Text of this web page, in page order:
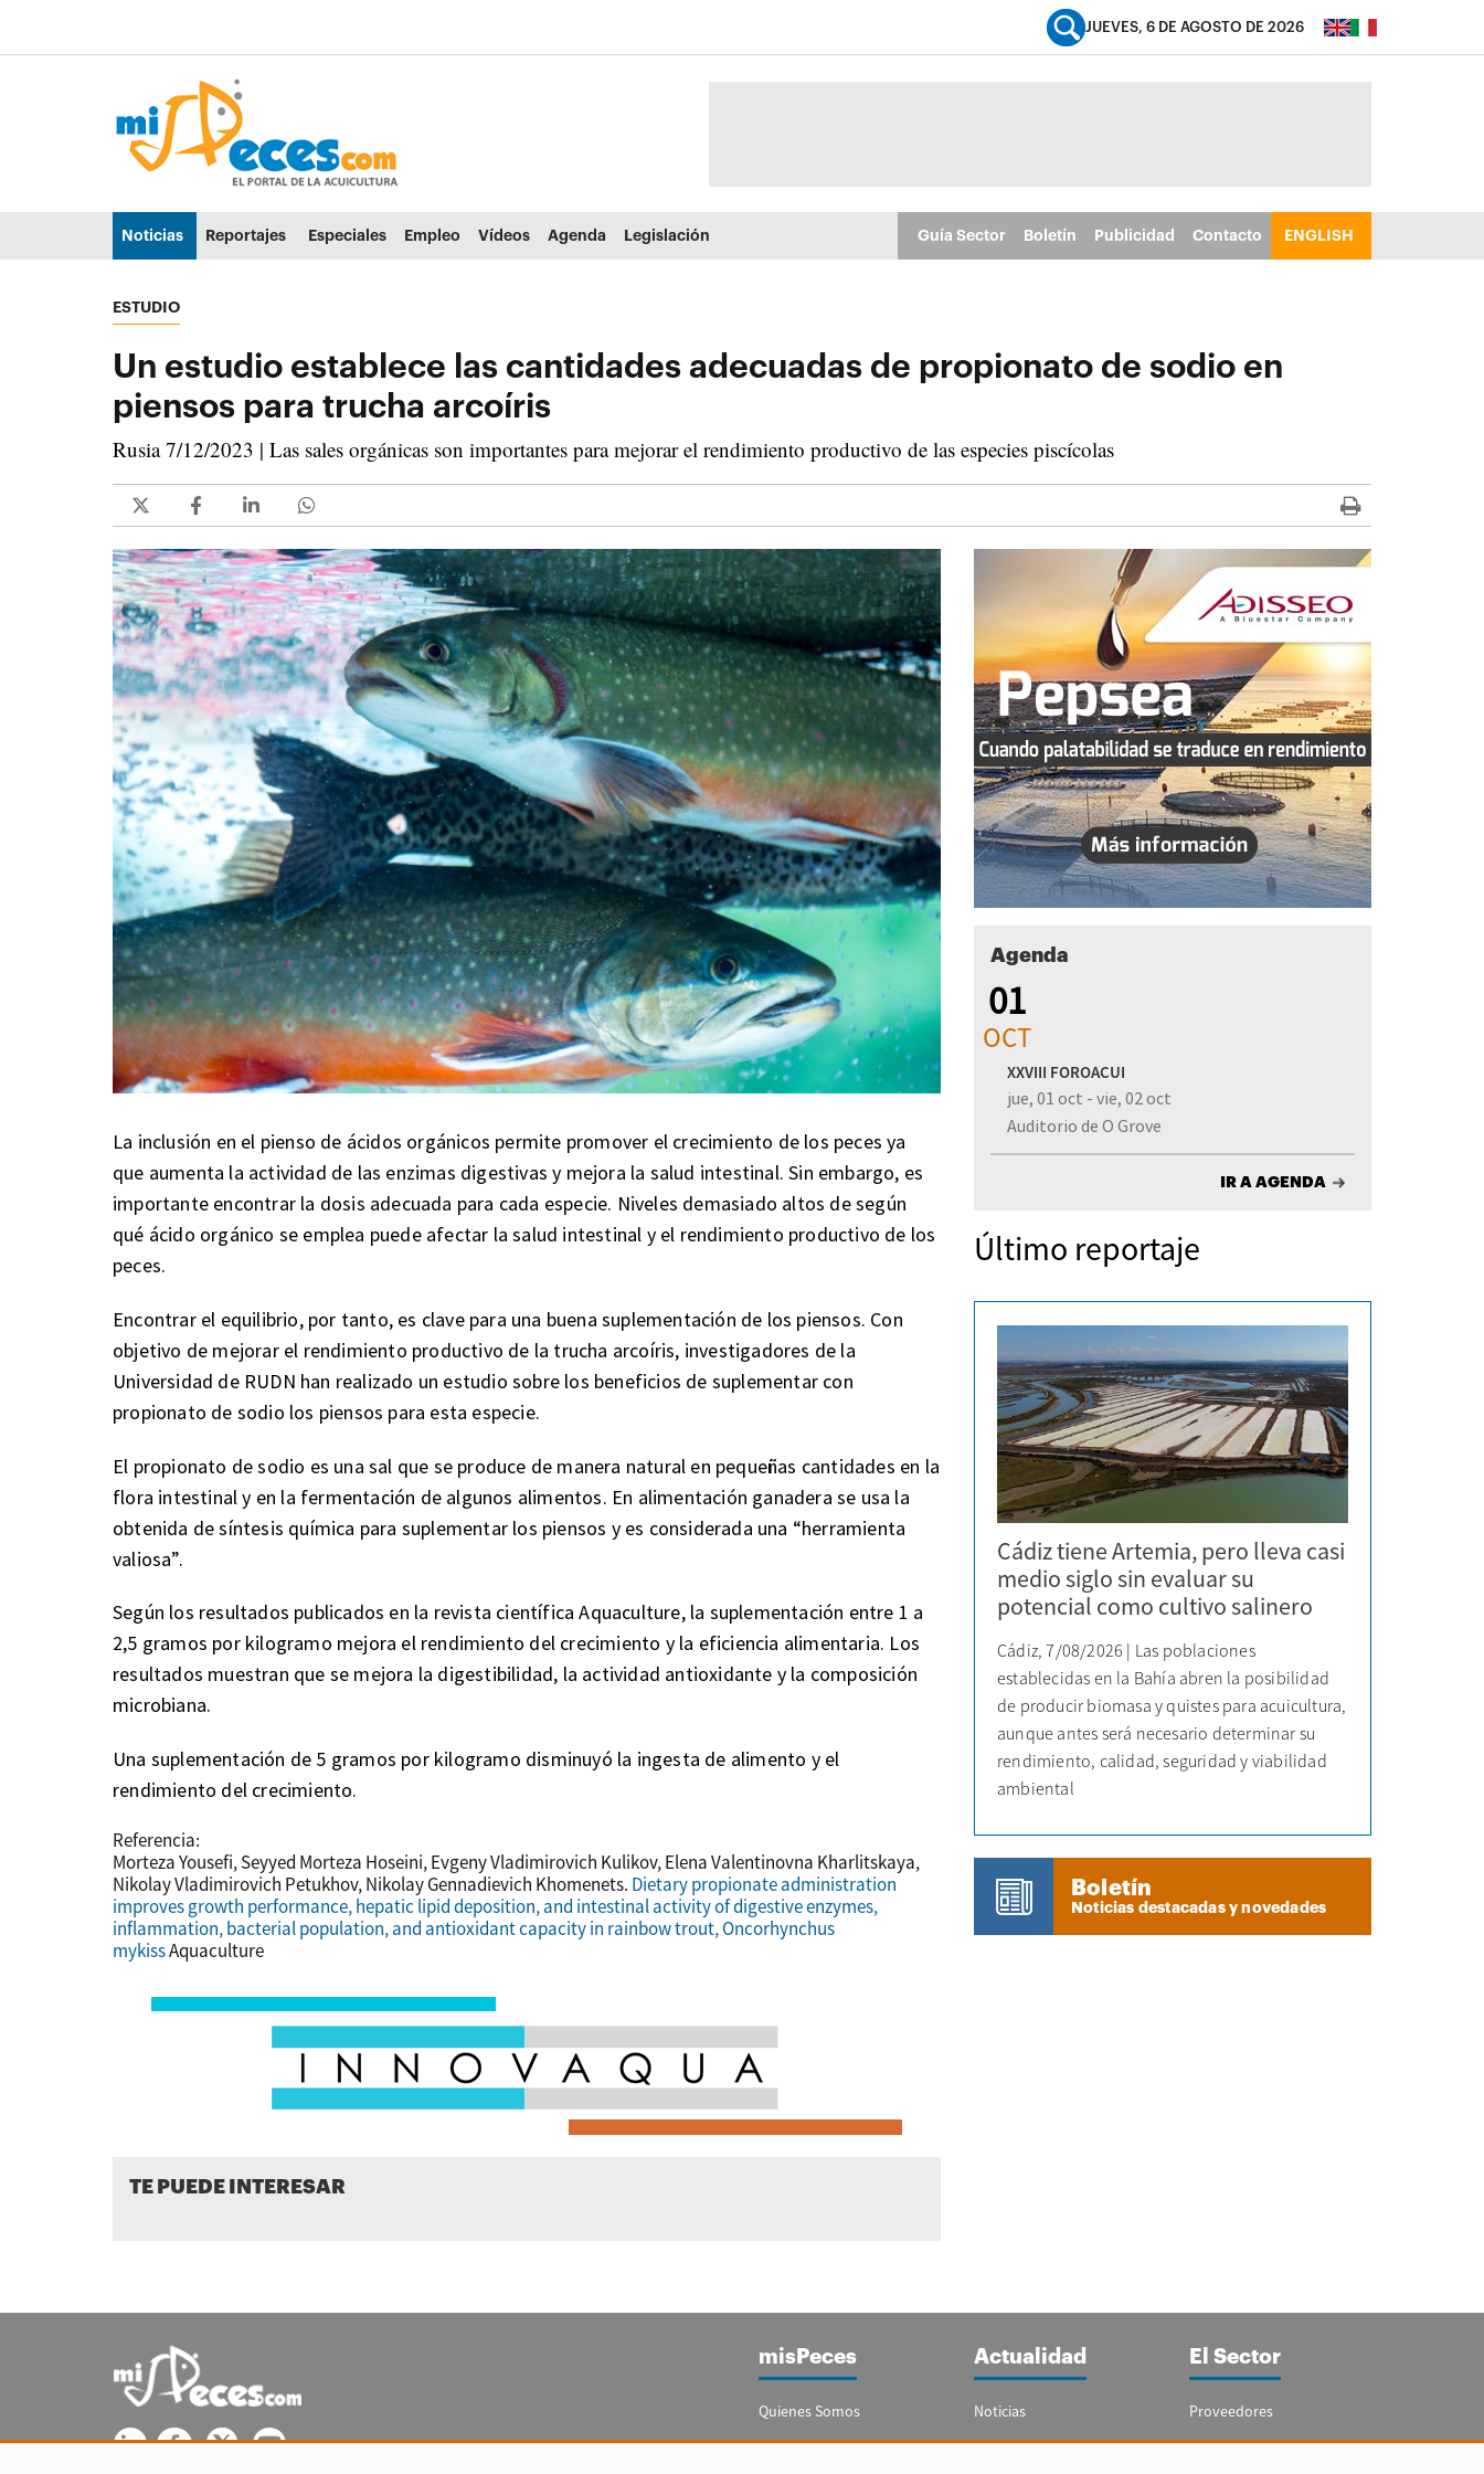
Ir al menú principal (alt + u)
JUEVES, 6 DE AGOSTO DE 2026
Noticias Reportajes Especiales Empleo Vídeos Agenda Legislación Guía Sector Boletín Publicidad Contacto ENGLISH
ESTUDIO
Un estudio establece las cantidades adecuadas de propionato de sodio en
piensos para trucha arcoíris
Rusia 7/12/2023 | Las sales orgánicas son importantes para mejorar el rendimiento productivo de las especies piscícolas
La inclusión en el pienso de ácidos orgánicos permite promover el crecimiento de los peces ya
que aumenta la actividad de las enzimas digestivas y mejora la salud intestinal. Sin embargo, es
importante encontrar la dosis adecuada para cada especie. Niveles demasiado altos de según
qué ácido orgánico se emplea puede afectar la salud intestinal y el rendimiento productivo de los
peces.
Encontrar el equilibrio, por tanto, es clave para una buena suplementación de los piensos. Con
objetivo de mejorar el rendimiento productivo de la trucha arcoíris, investigadores de la
Universidad de RUDN han realizado un estudio sobre los beneficios de suplementar con
propionato de sodio los piensos para esta especie.
El propionato de sodio es una sal que se produce de manera natural en pequeñas cantidades en la
flora intestinal y en la fermentación de algunos alimentos. En alimentación ganadera se usa la
obtenida de síntesis química para suplementar los piensos y es considerada una “herramienta
valiosa”.
Según los resultados publicados en la revista científica Aquaculture, la suplementación entre 1 a
2,5 gramos por kilogramo mejora el rendimiento del crecimiento y la eficiencia alimentaria. Los
resultados muestran que se mejora la digestibilidad, la actividad antioxidante y la composición
microbiana.
Una suplementación de 5 gramos por kilogramo disminuyó la ingesta de alimento y el
rendimiento del crecimiento.
Referencia:
Morteza Yousefi, Seyyed Morteza Hoseini, Evgeny Vladimirovich Kulikov, Elena Valentinovna Kharlitskaya,
Nikolay Vladimirovich Petukhov, Nikolay Gennadievich Khomenets. Dietary propionate administration
improves growth performance, hepatic lipid deposition, and intestinal activity of digestive enzymes,
inflammation, bacterial population, and antioxidant capacity in rainbow trout, Oncorhynchus
mykissAquaculture
TE PUEDE INTERESAR
Agenda
01
OCT
XXVIII FOROACUI
jue, 01 oct - vie, 02 oct
Auditorio de O Grove
IR A AGENDA
Último reportaje
Cádiz tiene Artemia, pero lleva casi
medio siglo sin evaluar su
potencial como cultivo salinero
Cádiz, 7/08/2026 | Las poblaciones
establecidas en la Bahía abren la posibilidad
de producir biomasa y quistes para acuicultura,
aunque antes será necesario determinar su
rendimiento, calidad, seguridad y viabilidad
ambiental
Boletín
Noticias destacadas y novedades
misPeces
Quienes Somos
Publicidad
Actualidad
Noticias
Reportajes
El Sector
Proveedores
Guía del Sector